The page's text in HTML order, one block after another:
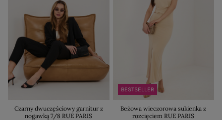
Czarny dwuczęściowy garnitur z
nogawką 7/8 RUE PARIS
BESTSELLER
Beżowa wieczorowa sukienka z
rozcięciem RUE PARIS